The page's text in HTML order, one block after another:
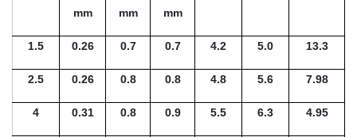
mm mm mm
1.5 0.26 0.7 0.7 4.2 5.0 13.3
2.5 0.26 0.8 0.8 4.8 5.6 7.98
4 0.31 0.8 0.9 5.5 6.3 4.95